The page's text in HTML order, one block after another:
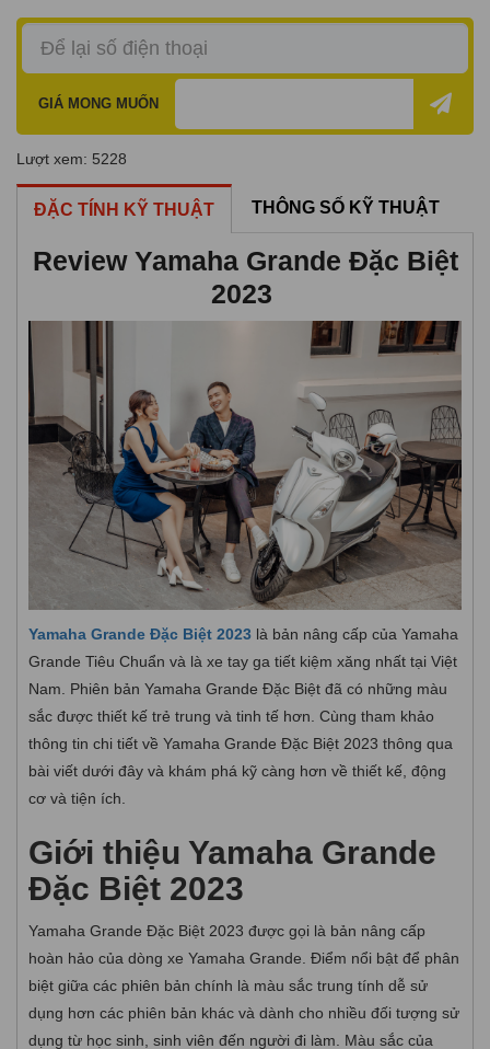
GIÁ MONG MUỐN
Lượt xem: 5228
ĐẶC TÍNH KỸ THUẬT THÔNG SỐ KỸ THUẬT
Review Yamaha Grande Đặc Biệt
2023
Yamaha Grande Đặc Biệt 2023 là bản nâng cấp của Yamaha
Grande Tiêu Chuẩn và là xe tay ga tiết kiệm xăng nhất tại Việt
Nam. Phiên bản Yamaha Grande Đặc Biệt đã có những màu
sắc được thiết kế trẻ trung và tinh tế hơn. Cùng tham khảo
thông tin chi tiết về Yamaha Grande Đặc Biệt 2023 thông qua
bài viết dưới đây và khám phá kỹ càng hơn về thiết kế, động
cơ và tiện ích.
Giới thiệu Yamaha Grande
Đặc Biệt 2023
Yamaha Grande Đặc Biệt 2023 được gọi là bản nâng cấp
hoàn hảo của dòng xe Yamaha Grande. Điểm nổi bật để phân
biệt giữa các phiên bản chính là màu sắc trung tính dễ sử
dụng hơn các phiên bản khác và dành cho nhiều đối tượng sử
dụng từ học sinh, sinh viên đến người đi làm. Màu sắc của